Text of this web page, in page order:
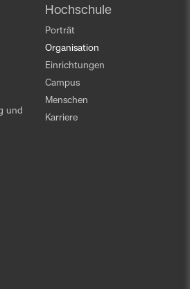
und
Hochschule
Porträt
Organisation
Einrichtungen
Campus
Menschen
Karriere